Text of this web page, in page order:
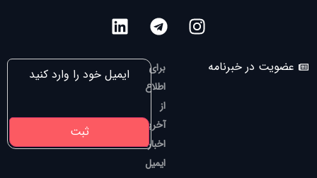
عضویت در خبرنامه
برای
اطلاع
از
آخرین
اخبار،
ایمیل